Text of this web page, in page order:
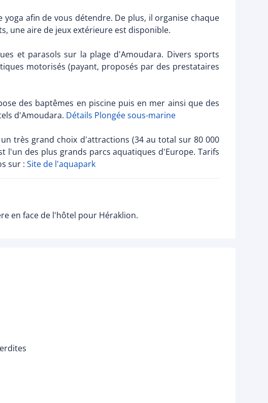
afin de vous détendre. De plus, il organise chaque
une aire de jeux extérieure est disponible.
et parasols sur la plage d'Amoudara. Divers sports
motorisés (payant, proposés par des prestataires
des baptêmes en piscine puis en mer ainsi que des
d'Amoudara. Détails Plongée sous-marine
très grand choix d'attractions (34 au total sur 80 000
l'un des plus grands parcs aquatiques d'Europe. Tarifs
sur : Site de l'aquapark
en face de l'hôtel pour Héraklion.